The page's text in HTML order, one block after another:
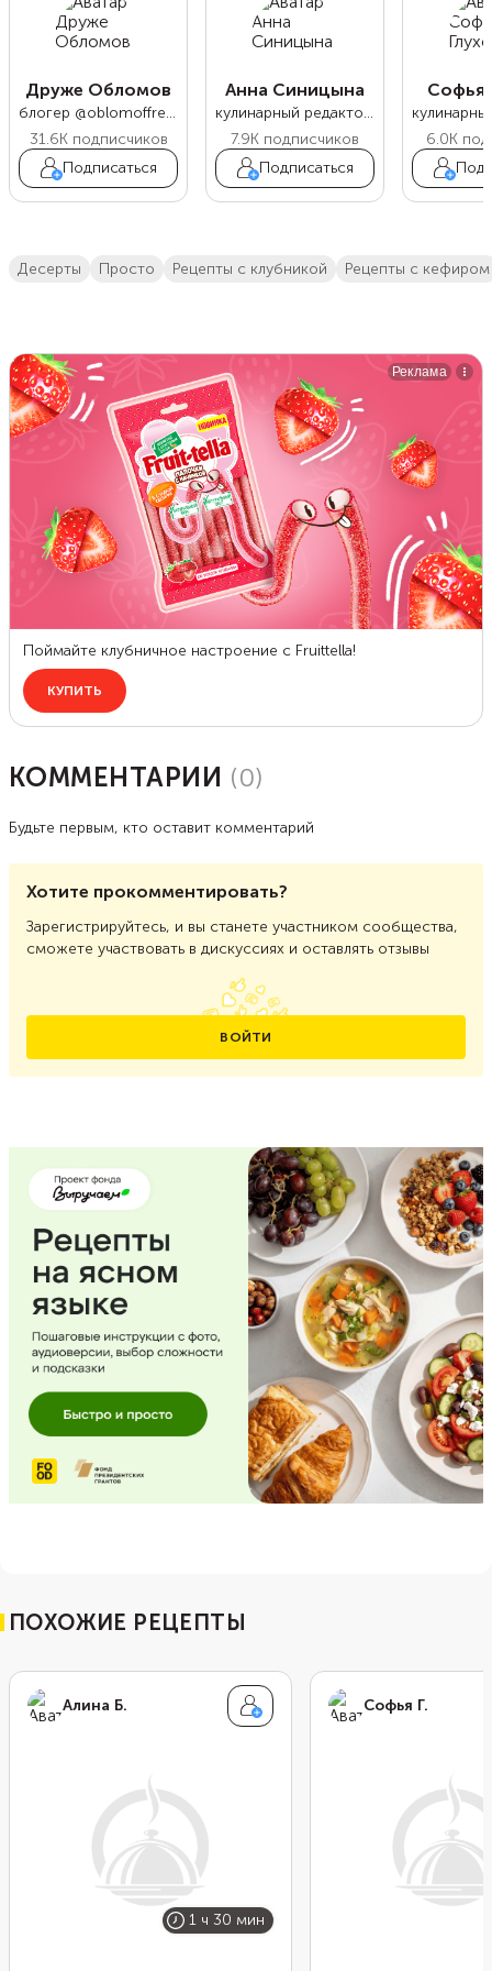
Друже Обломов
блогер @oblomoffrecipe
31.6Kподписчиков
Подписаться
Анна Синицына
кулинарный редактор Food.ru
7.9K подписчиков
Подписаться
Софья
6.0K
десерты просто Рецепты с клубникой рецепты с кефиром
КОММЕНТАРИИ (0)
Будьте первым, кто оставит комментарий
Хотите прокомментировать?
Зарегистрируйтесь, и вы станете участником сообщества,
сможете участвовать в дискуссиях и оставлять отзывы
ВОЙТИ
ПОХОЖИЕ РЕЦЕПТЫ
Алина Б.
1 ч 30 мин
Софья Г.